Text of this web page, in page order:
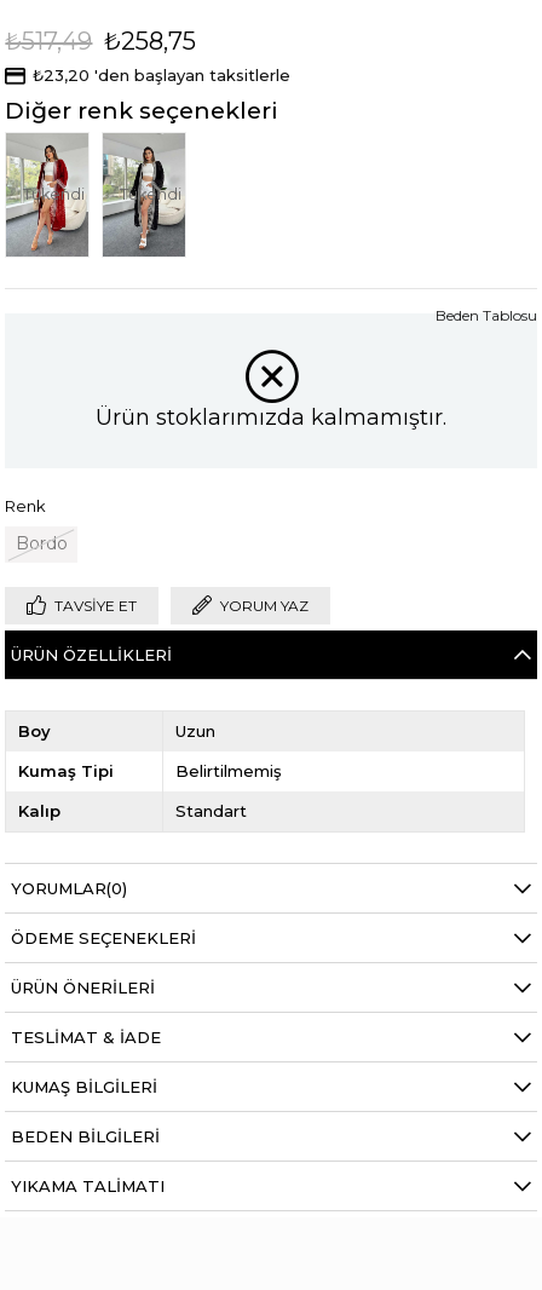
₺517,49 ₺258,75
₺23,20 'den başlayan taksitlerle
Diğer renk seçenekleri
Tükendi Tükendi
Ürün stoklarımızda kalmamıştır.
Renk
Bordo
Beden Tablosu
TAVSIYE ET YORUM YAZ
ÜRÜN ÖZELLIKLERI
Boy Uzun
Kumaş Tipi Belirtilmemiş
Kalıp Standart
YORUMLAR(0)
ÖDEME SEÇENEKLERI
ÜRÜN ÖNERILERI
TESLIMAT & İADE
KUMAŞ BILGILERI
BEDEN BILGILERI
YIKAMA TALIMATI